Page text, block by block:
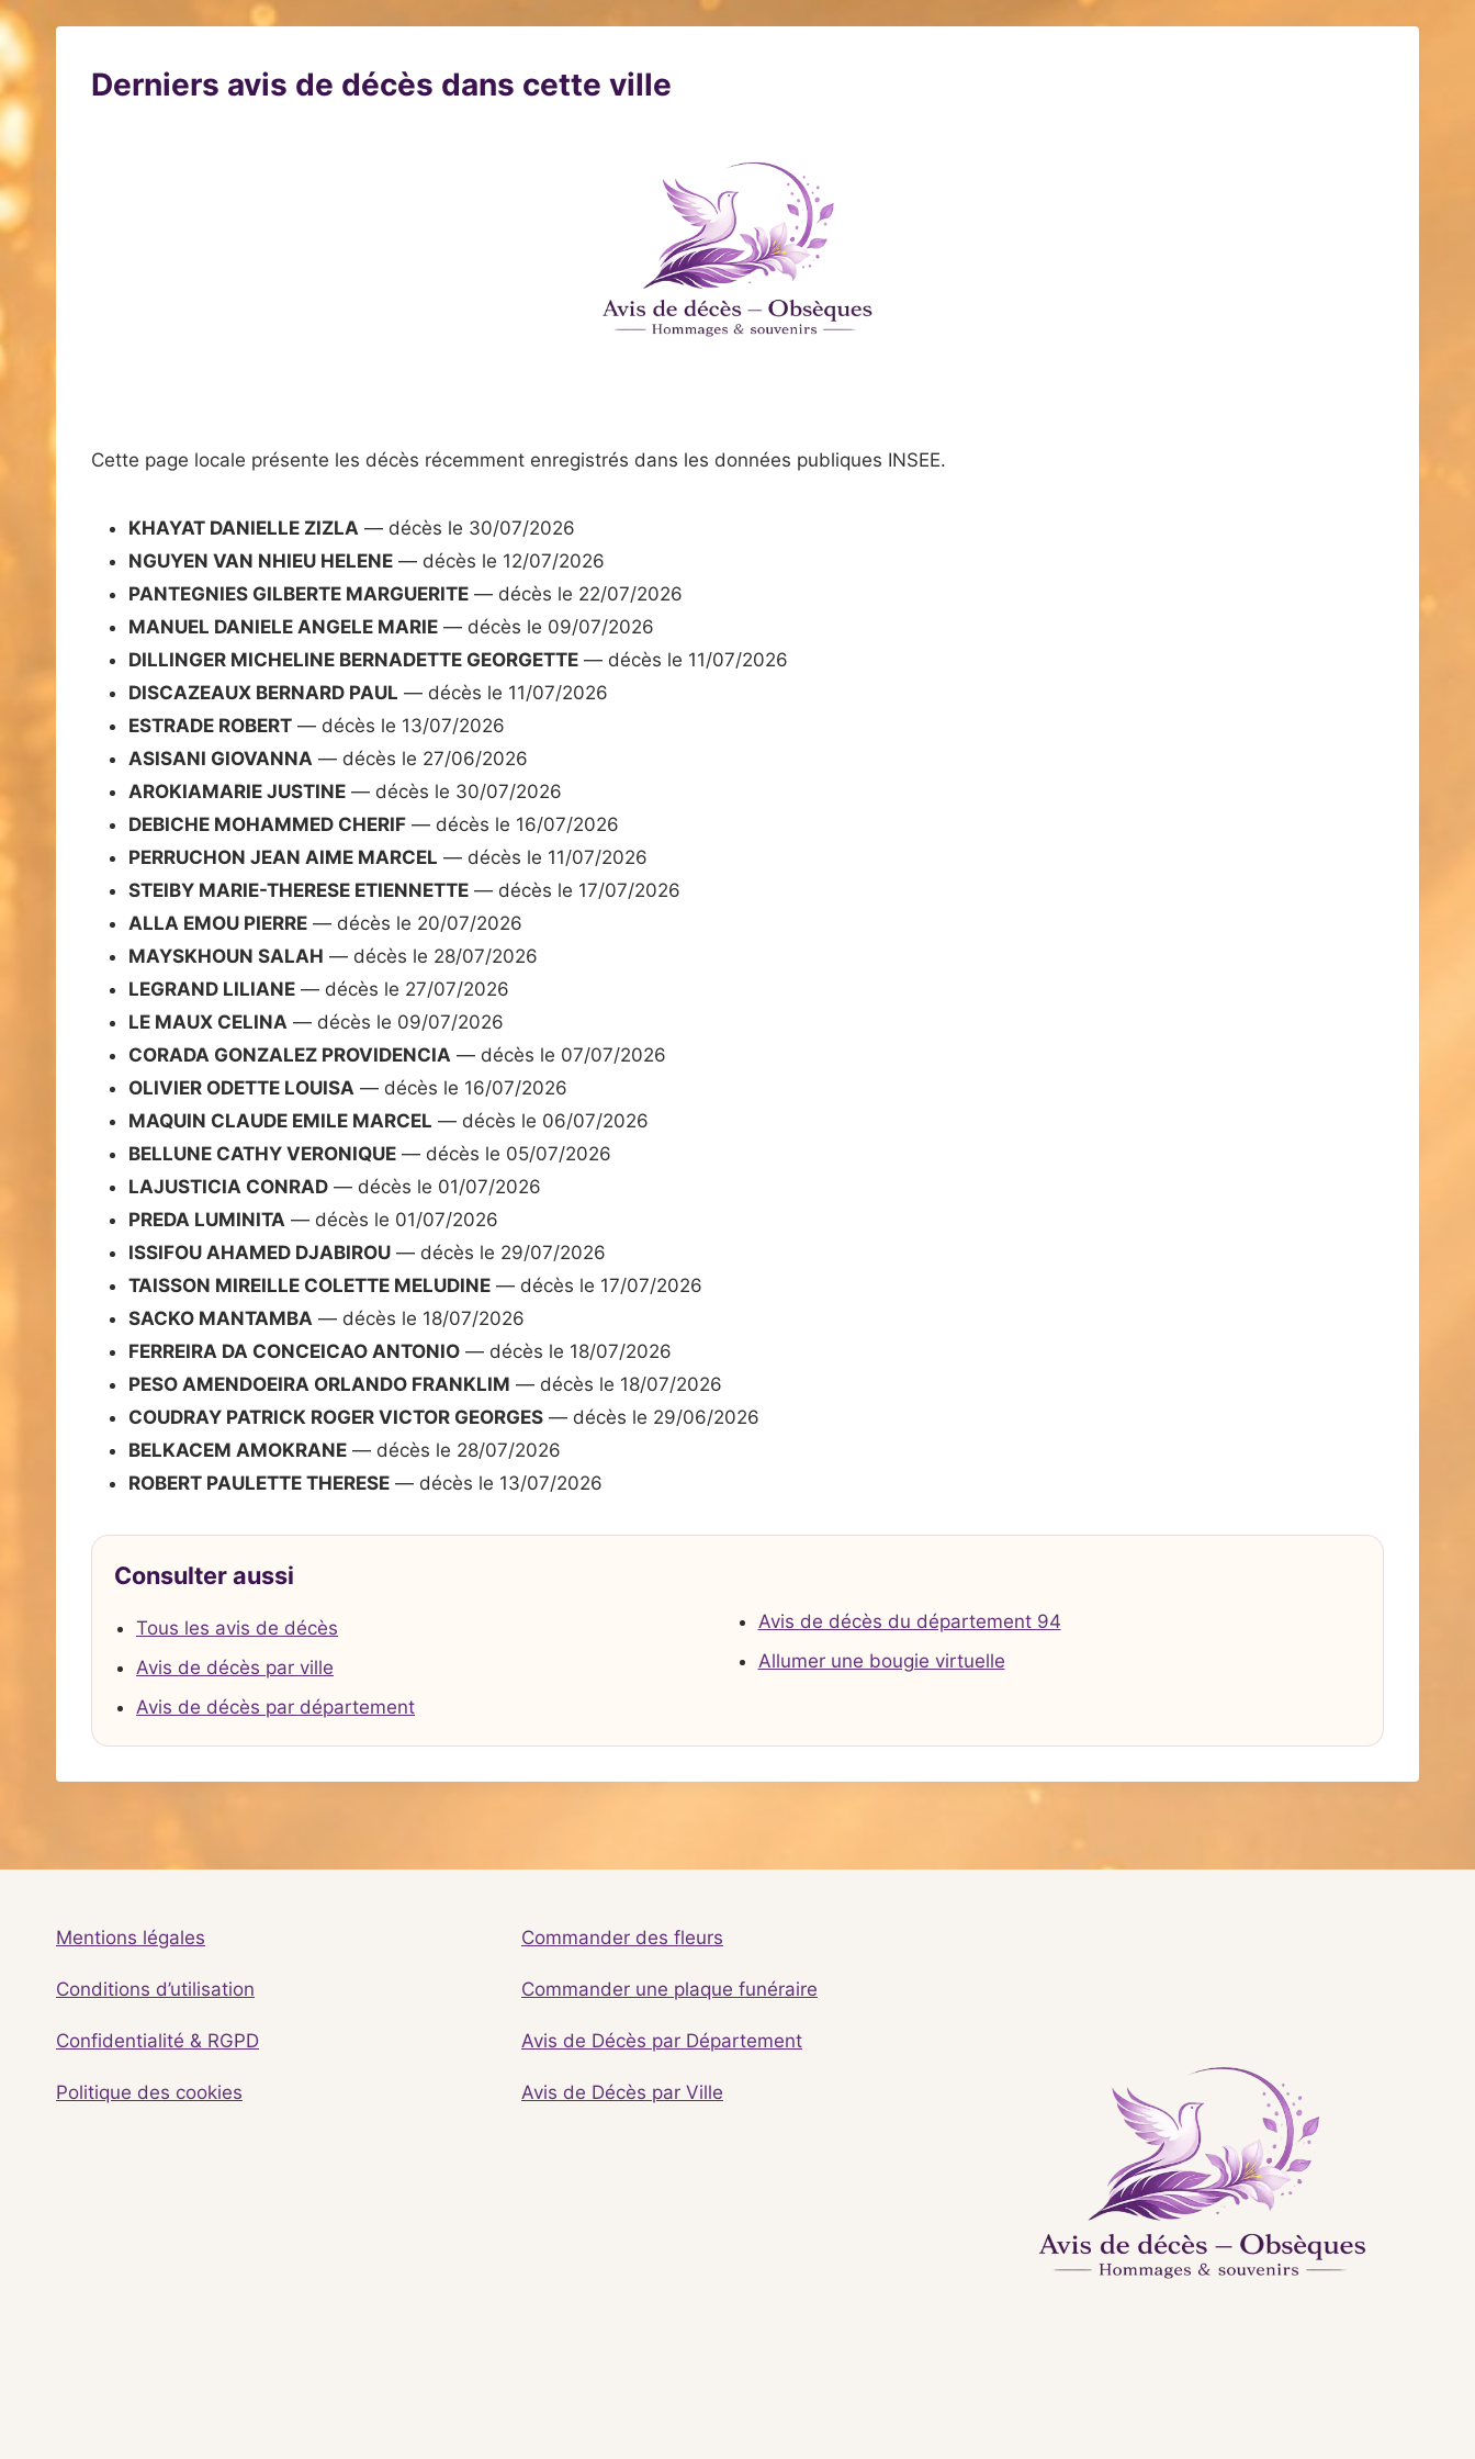
Derniers avis de décès dans cette ville
Cette page locale présente les décès récemment enregistrés dans les données publiques INSEE.
KHAYAT DANIELLE ZIZLA — décès le 30/07/2026
NGUYEN VAN NHIEU HELENE — décès le 12/07/2026
PANTEGNIES GILBERTE MARGUERITE — décès le 22/07/2026
MANUEL DANIELE ANGELE MARIE — décès le 09/07/2026
DILLINGER MICHELINE BERNADETTE GEORGETTE — décès le 11/07/2026
DISCAZEAUX BERNARD PAUL — décès le 11/07/2026
ESTRADE ROBERT — décès le 13/07/2026
ASISANI GIOVANNA — décès le 27/06/2026
AROKIAMARIE JUSTINE — décès le 30/07/2026
DEBICHE MOHAMMED CHERIF — décès le 16/07/2026
PERRUCHON JEAN AIME MARCEL — décès le 11/07/2026
STEIBY MARIE-THERESE ETIENNETTE — décès le 17/07/2026
ALLA EMOU PIERRE — décès le 20/07/2026
MAYSKHOUN SALAH — décès le 28/07/2026
LEGRAND LILIANE — décès le 27/07/2026
LE MAUX CELINA — décès le 09/07/2026
CORADA GONZALEZ PROVIDENCIA — décès le 07/07/2026
OLIVIER ODETTE LOUISA — décès le 16/07/2026
MAQUIN CLAUDE EMILE MARCEL — décès le 06/07/2026
BELLUNE CATHY VERONIQUE — décès le 05/07/2026
LAJUSTICIA CONRAD — décès le 01/07/2026
PREDA LUMINITA — décès le 01/07/2026
ISSIFOU AHAMED DJABIROU — décès le 29/07/2026
TAISSON MIREILLE COLETTE MELUDINE — décès le 17/07/2026
SACKO MANTAMBA — décès le 18/07/2026
FERREIRA DA CONCEICAO ANTONIO — décès le 18/07/2026
PESO AMENDOEIRA ORLANDO FRANKLIM — décès le 18/07/2026
COUDRAY PATRICK ROGER VICTOR GEORGES — décès le 29/06/2026
BELKACEM AMOKRANE — décès le 28/07/2026
ROBERT PAULETTE THERESE — décès le 13/07/2026
Consulter aussi
Tous les avis de décès
Avis de décès par ville
Avis de décès par département
Avis de décès du département 94
Allumer une bougie virtuelle
Mentions légales
Conditions d’utilisation
Confidentialité & RGPD
Politique des cookies
Commander des fleurs
Commander une plaque funéraire
Avis de Décès par Département
Avis de Décès par Ville